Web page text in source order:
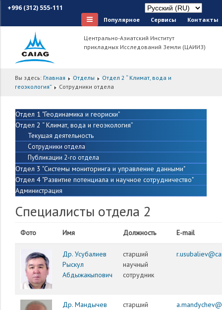
+996 (312) 555-111
Популярное Сервисы Контакты
Центрально-Азиатский Институт
прикладных Исследований Земли (ЦАИИЗ)
Вы здесь: Главная Отделы
Отдел 2 “ Климат, вода и
геоэкология”
Сотрудники отдела
Отдел 1 "Геодинамика и геориски"
Отдел 2 “ Климат, вода и геоэкология”
Текущая деятельность
Сотрудники отдела
Публикации 2-го отдела
Отдел 3 "Системы мониторинга и управление данными"
Отдел 4 "Развитие потенциала и научное сотрудничество"
Администрация
Специалисты отдела 2
Фото Имя Должность E-mail
Др. Усубалиев
Рыскул
Абдыжакыпович
старший
научный
сотрудник
Др. Мандычев
старший